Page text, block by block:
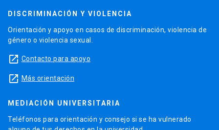
DISCRIMINACIÓN Y VIOLENCIA
Orientación y apoyo en casos de discriminación, violencia de
género o violencia sexual.
launch Contacto para apoyo
launch Más orientación
MEDIACIÓN UNIVERSITARIA
Teléfonos para orientación y consejo si se ha vulnerado